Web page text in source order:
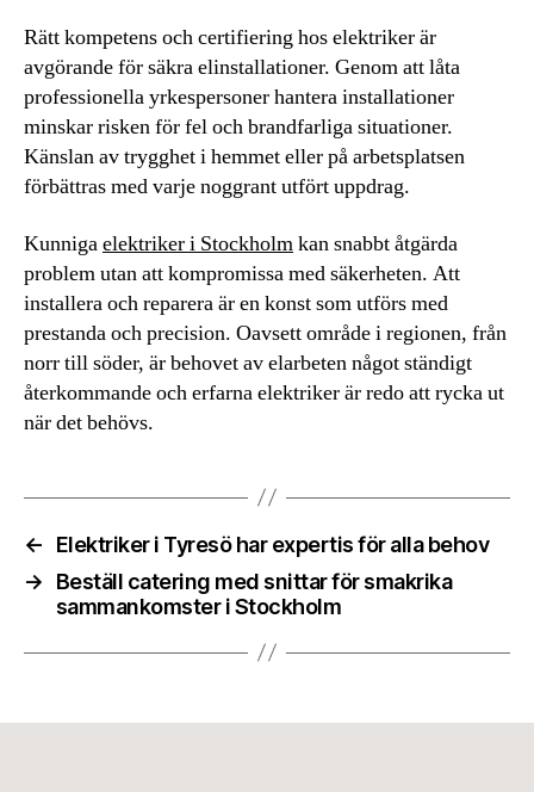
Rätt kompetens och certifiering hos elektriker är
avgörande för säkra elinstallationer. Genom att låta
professionella yrkespersoner hantera installationer
minskar risken för fel och brandfarliga situationer.
Känslan av trygghet i hemmet eller på arbetsplatsen
förbättras med varje noggrant utfört uppdrag.
Kunnigaelektriker i Stockholmkan snabbt åtgärda
problem utan att kompromissa med säkerheten. Att
installera och reparera är en konst som utförs med
prestanda och precision. Oavsett område i regionen, från
norr till söder, är behovet av elarbeten något ständigt
återkommande och erfarna elektriker är redo att rycka ut
när det behövs.
←
Elektriker i Tyresö har expertis för alla behov
→
Beställ catering med snittar för smakrika
sammankomster i Stockholm